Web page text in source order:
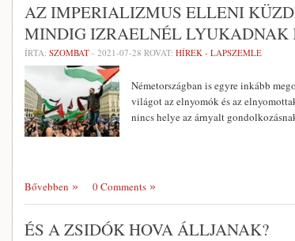
AZ IMPERIALIZMUS ELLENI
MINDIG IZRAELNÉL LYUKADNAK
ÍRTA: SZOMBAT - 2021-07-28 ROVAT: HÍREK - LAPSZEMLE
Németországban is egyre inkább
világot az elnyomók és az
nincs helye az árnyalt
Bővebben 0 Comments
ÉS A ZSIDÓK HOVA ÁLLJANAK?